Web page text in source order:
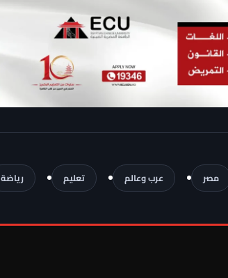
مصر عرب وعالم تعليم رياضة